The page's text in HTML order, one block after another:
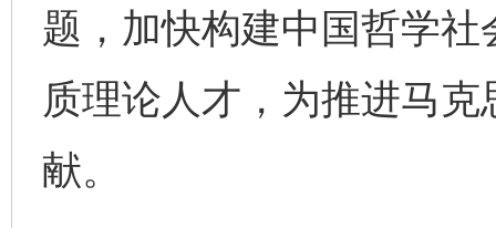
题，加快构建中国哲学
质理论人才，为推进马
献。